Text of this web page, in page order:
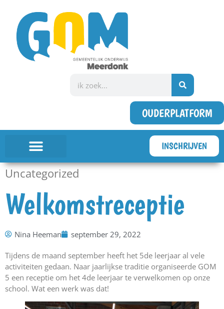
OUDERPLATFORM
INSCHRIJVEN
Uncategorized
Welkomstreceptie
Nina Heeman september 29, 2022
Tijdens de maand september heeft het 5de leerjaar al vele
activiteiten gedaan. Naar jaarlijkse traditie organiseerde GOM
5 een receptie om het 4de leerjaar te verwelkomen op onze
school. Wat een werk was dat!